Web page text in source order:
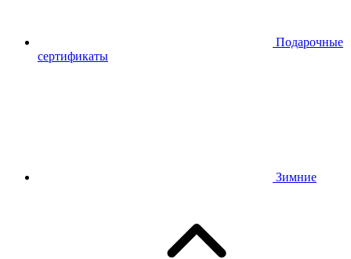
Подарочные
сертификаты
Зимние